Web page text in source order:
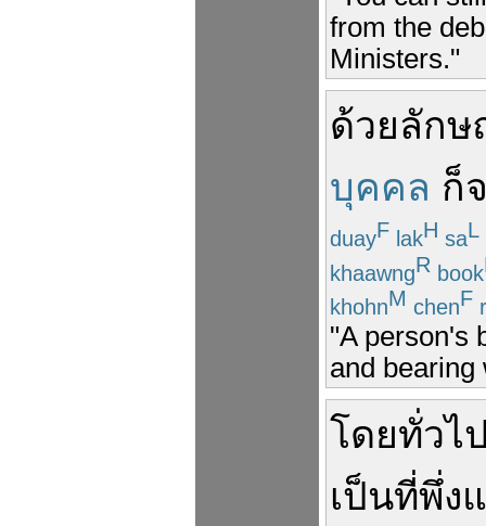
from the
Ministers."
ด้วยลักษ
บุคคล ก็
duayF lakH saL
khaawngR book
khohnM chenF
"A person's
and bearing
โดยทั่วไ
เป็นที่พึ่ง